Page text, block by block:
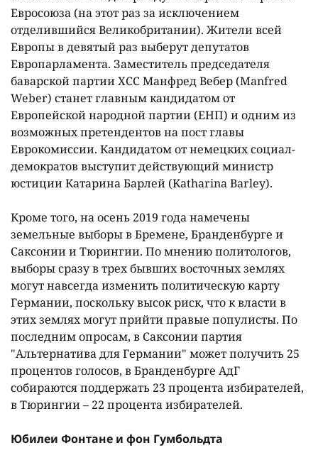
Евросоюза (на этот раз за исключением
отделившийся Великобритании). Жители всей
Европы в девятый раз выберут депутатов
Европарламента. Заместитель председателя
баварской партии ХСС Манфред Вебер (Manfred
Weber) станет главным кандидатом от
Европейской народной партии (ЕНП) и одним из
возможных претендентов на пост главы
Еврокомиссии. Кандидатом от немецких социал-
демократов выступит действующий министр
юстиции Катарина Барлей (Katharina Barley).
Кроме того, на осень 2019 года намечены
земельные выборы в Бремене, Бранденбурге и
Саксонии и Тюрингии. По мнению политологов,
выборы сразу в трех бывших восточных землях
могут навсегда изменить политическую карту
Германии, поскольку высок риск, что к власти в
этих землях могут прийти правые популисты. По
последним опросам, в Саксонии партия
"Альтернатива для Германии" может получить 25
процентов голосов, в Бранденбурге АдГ
собираются поддержать 23 процента избирателей,
в Тюрингии – 22 процента избирателей.
Юбилеи Фонтане и фон Гумбольдта